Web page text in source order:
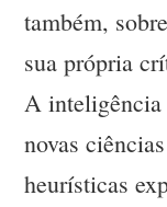
também,
sua própria
A inteligência
novas
heurísticas